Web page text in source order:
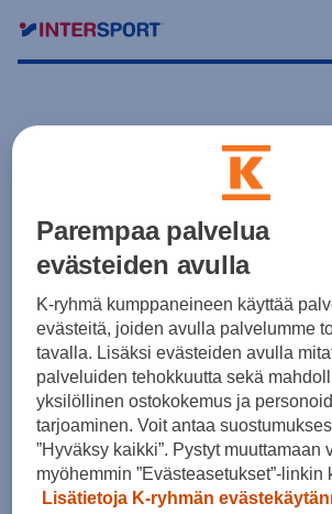
Parempaa palvelua
evästeiden avulla
K-ryhmä kumppaneineen käyttää
evästeitä, joiden avulla palvelumme
tavalla. Lisäksi evästeiden avulla
palveluiden tehokkuutta sekä
yksilöllinen ostokokemus ja
tarjoaminen. Voit antaa
”Hyväksy kaikki”. Pystyt muuttamaan
myöhemmin ”Evästeasetukset”-linkin
Lisätietoja K-ryhmän